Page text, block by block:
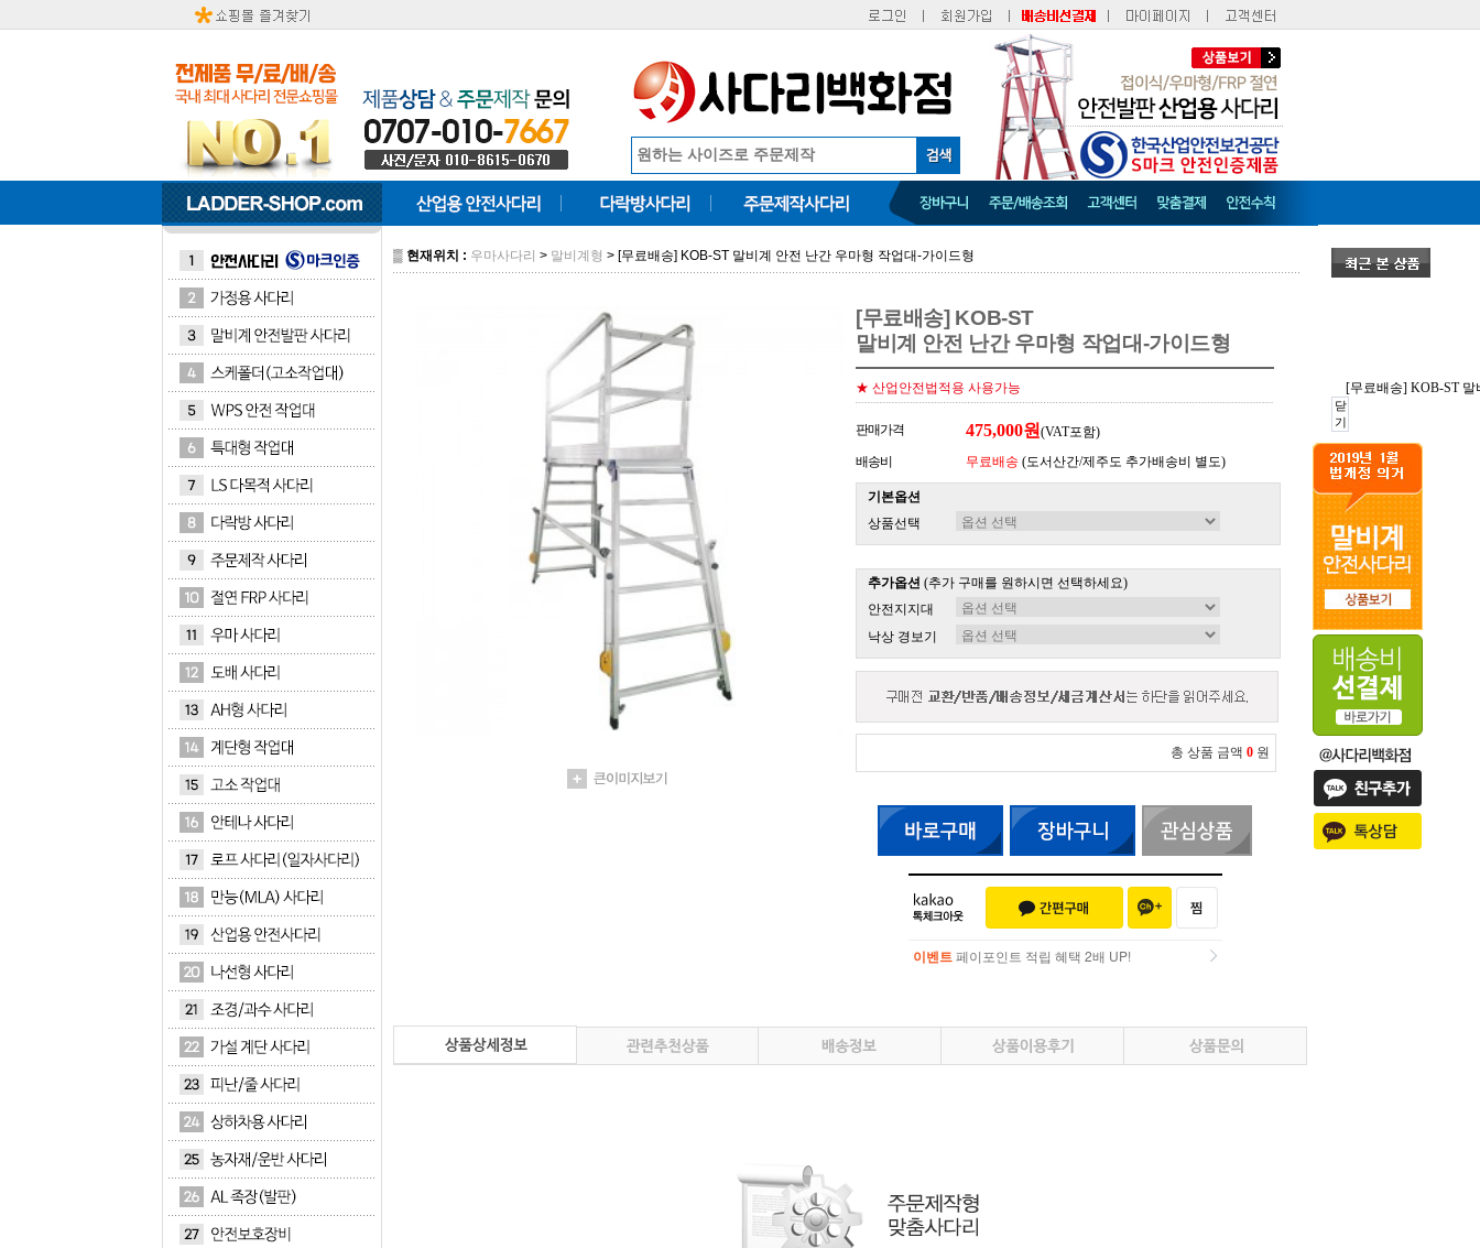
[무료배송] KOB-ST
닫
기
▒ 현재위치 : 우마사다리 > 말비계형 > [무료배송] KOB-ST 말비계 안전 난간 우마형 작업대-가이드형
[무료배송] KOB-ST
말비계 안전 난간 우마형 작업대-가이드형
★ 산업안전법적용 사용가능
판매가격 475,000원 (VAT포함)
배송비
무료배송 (도서산간/제주도 추가배송비 별도)
기본옵션
상품선택
추가옵션 (추가 구매를 원하시면 선택하세요)
안전지지대
낙상 경보기
총 상품 금액 0 원
이벤트 페이포인트 적립 혜택 2배 UP!